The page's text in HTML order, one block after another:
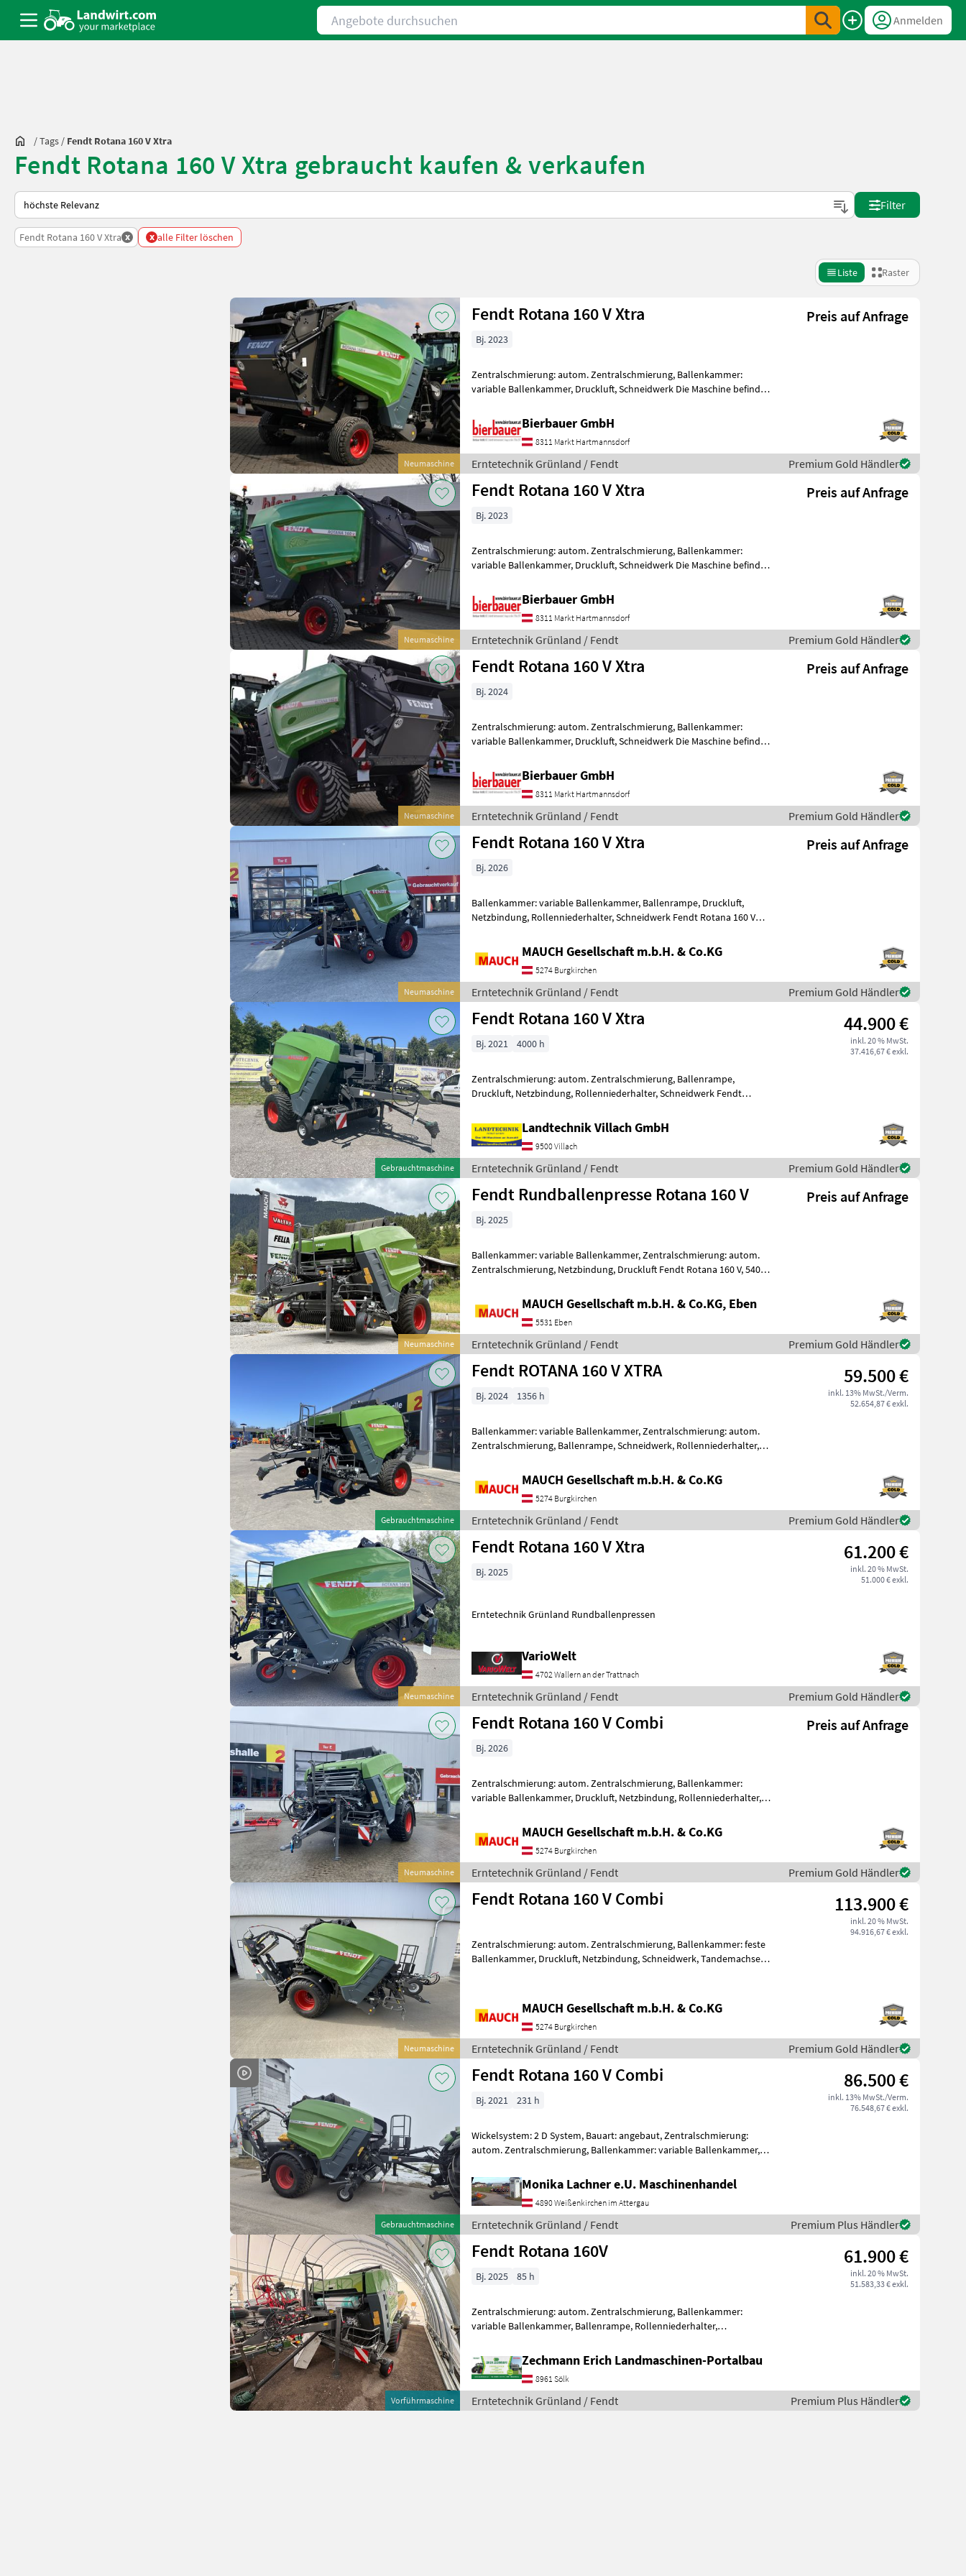
Angebote durchsuchen
Anmelden
/Tags / Fendt Rotana 160 V Xtra
Fendt Rotana 160 V Xtra gebraucht kaufen & verkaufen
So wird auf Landwirt.com sortiert
Filter
Fendt Rotana 160 V Xtra x x alle Filter löschen
Liste Raster
Neumaschine
Fendt Rotana 160 V Xtra Preis auf Anfrage
Bj. 2023
Zentralschmierung: autom. Zentralschmierung, Ballenkammer:
variable Ballenkammer, Druckluft, Schneidwerk Die Maschine befindet
Bierbauer GmbH
8311 Markt Hartmannsdorf
Erntetechnik Grünland / Fendt Premium Gold Händler
Neumaschine
Fendt Rotana 160 V Xtra Preis auf Anfrage
Bj. 2023
Zentralschmierung: autom. Zentralschmierung, Ballenkammer:
variable Ballenkammer, Druckluft, Schneidwerk Die Maschine befindet
Bierbauer GmbH
8311 Markt Hartmannsdorf
Erntetechnik Grünland / Fendt Premium Gold Händler
Neumaschine
Fendt Rotana 160 V Xtra Preis auf Anfrage
Bj. 2024
Zentralschmierung: autom. Zentralschmierung, Ballenkammer:
variable Ballenkammer, Druckluft, Schneidwerk Die Maschine befindet
Bierbauer GmbH
8311 Markt Hartmannsdorf
Erntetechnik Grünland / Fendt Premium Gold Händler
Neumaschine
Fendt Rotana 160 V Xtra Preis auf Anfrage
Bj. 2026
Ballenkammer: variable Ballenkammer, Ballenrampe, Druckluft,
Netzbindung, Rollenniederhalter, Schneidwerk Fendt Rotana 160 V
MAUCH Gesellschaft m.b.H. & Co.KG
5274 Burgkirchen
Erntetechnik Grünland / Fendt Premium Gold Händler
Gebrauchtmaschine
Fendt Rotana 160 V Xtra 44.900 €
inkl. 20 % MwSt.
37.416,67 € exkl.
Bj. 2021 4000 h
Zentralschmierung: autom. Zentralschmierung, Ballenrampe,
Druckluft, Netzbindung, Rollenniederhalter, Schneidwerk Fendt
Landtechnik Villach GmbH
9500 Villach
Erntetechnik Grünland / Fendt Premium Gold Händler
Neumaschine
Fendt Rundballenpresse Rotana 160 V Preis auf Anfrage
Bj. 2025
Ballenkammer: variable Ballenkammer, Zentralschmierung: autom.
Zentralschmierung, Netzbindung, Druckluft Fendt Rotana 160 V, 540
MAUCH Gesellschaft m.b.H. & Co.KG, Eben
5531 Eben
Erntetechnik Grünland / Fendt Premium Gold Händler
Gebrauchtmaschine
Fendt ROTANA 160 V XTRA 59.500 €
inkl. 13% MwSt./Verm.
52.654,87 € exkl.
Bj. 2024 1356 h
Ballenkammer: variable Ballenkammer, Zentralschmierung: autom.
Zentralschmierung, Ballenrampe, Schneidwerk, Rollenniederhalter,
MAUCH Gesellschaft m.b.H. & Co.KG
5274 Burgkirchen
Erntetechnik Grünland / Fendt Premium Gold Händler
Neumaschine
Fendt Rotana 160 V Xtra 61.200 €
inkl. 20 % MwSt.
51.000 € exkl.
Bj. 2025
Erntetechnik Grünland Rundballenpressen
VarioWelt
4702 Wallern an der Trattnach
Erntetechnik Grünland / Fendt Premium Gold Händler
Neumaschine
Fendt Rotana 160 V Combi Preis auf Anfrage
Bj. 2026
Zentralschmierung: autom. Zentralschmierung, Ballenkammer:
variable Ballenkammer, Druckluft, Netzbindung, Rollenniederhalter,
MAUCH Gesellschaft m.b.H. & Co.KG
5274 Burgkirchen
Erntetechnik Grünland / Fendt Premium Gold Händler
Neumaschine
Fendt Rotana 160 V Combi 113.900 €
inkl. 20 % MwSt.
94.916,67 € exkl.
Zentralschmierung: autom. Zentralschmierung, Ballenkammer: feste
Ballenkammer, Druckluft, Netzbindung, Schneidwerk, Tandemachse
MAUCH Gesellschaft m.b.H. & Co.KG
5274 Burgkirchen
Erntetechnik Grünland / Fendt Premium Gold Händler
Gebrauchtmaschine
Fendt Rotana 160 V Combi 86.500 €
inkl. 13% MwSt./Verm.
76.548,67 € exkl.
Bj. 2021 231 h
Wickelsystem: 2 D System, Bauart: angebaut, Zentralschmierung:
autom. Zentralschmierung, Ballenkammer: variable Ballenkammer,
Monika Lachner e.U. Maschinenhandel
4890 Weißenkirchen im Attergau
Erntetechnik Grünland / Fendt Premium Plus Händler
Vorführmaschine
Fendt Rotana 160V 61.900 €
inkl. 20 % MwSt.
51.583,33 € exkl.
Bj. 2025 85 h
Zentralschmierung: autom. Zentralschmierung, Ballenkammer:
variable Ballenkammer, Ballenrampe, Rollenniederhalter,
Zechmann Erich Landmaschinen-Portalbau
8961 Sölk
Erntetechnik Grünland / Fendt Premium Plus Händler